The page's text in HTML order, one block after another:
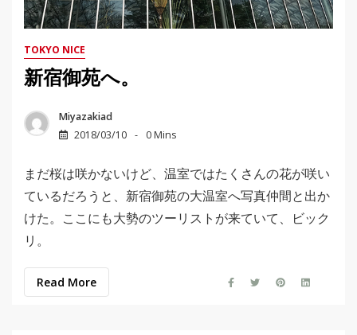
TOKYO NICE
新宿御苑へ。
Miyazakiad
2018/03/10
0 Mins
まだ桜は咲かないけど、温室ではたくさんの花が咲い
ているだろうと、新宿御苑の大温室へ写真仲間と出か
けた。ここにも大勢のツーリストが来ていて、ビック
リ。
Read More